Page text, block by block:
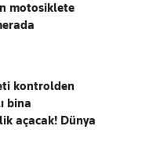
motosiklete
kontrolden
bina
açacak! Dünya